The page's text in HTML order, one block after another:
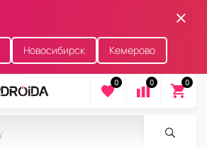
Новосибирск Кемерово
0 0 0